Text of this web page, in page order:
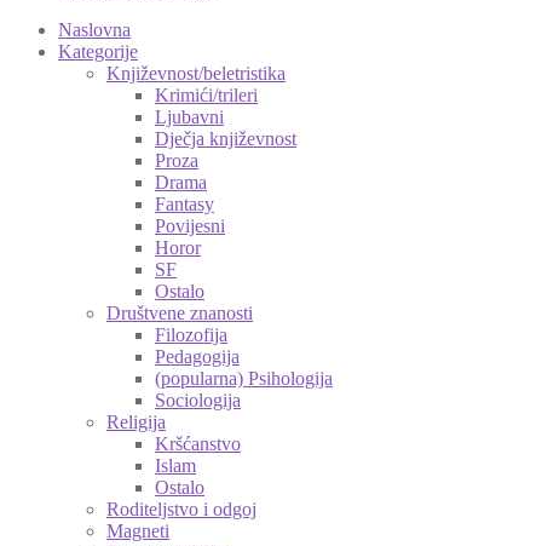
Naslovna
Kategorije
Književnost/beletristika
Krimići/trileri
Ljubavni
Dječja književnost
Proza
Drama
Fantasy
Povijesni
Horor
SF
Ostalo
Društvene znanosti
Filozofija
Pedagogija
(popularna) Psihologija
Sociologija
Religija
Kršćanstvo
Islam
Ostalo
Roditeljstvo i odgoj
Magneti